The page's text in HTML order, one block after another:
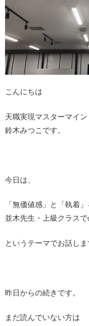
こんにちは
天職実現マスターマイ
鈴木みつこです。
今日は、
「無価値感」と「執着
並木先生・上級クラス
というテーマでお話しま
昨日からの続きです。
まだ読んでいない方は